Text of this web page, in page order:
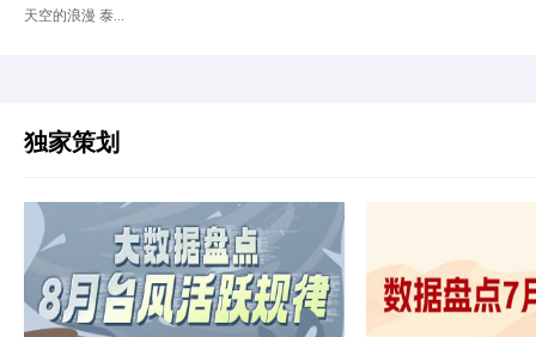
天空的浪漫 泰...
独家策划